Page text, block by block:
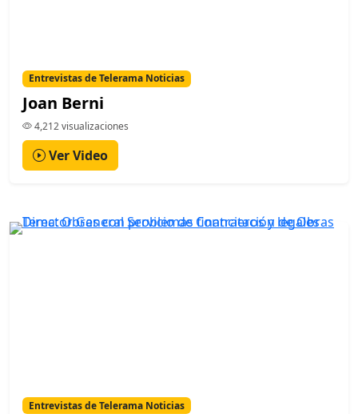
Entrevistas de Telerama Noticias
Joan Berni
4,212 visualizaciones
Ver Video
Entrevistas de Telerama Noticias